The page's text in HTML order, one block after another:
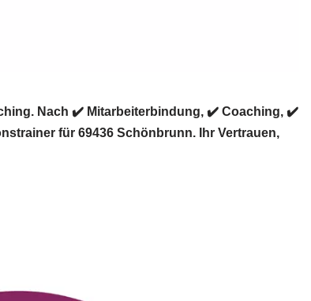
Nach ✔️ Mitarbeiterbindung, ✔️ Coaching, ✔️
für 69436 Schönbrunn. Ihr Vertrauen,